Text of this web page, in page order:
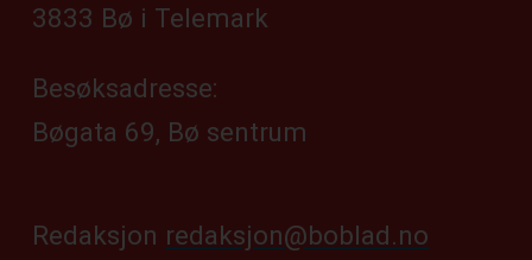
3833 Bø i Telemark
Besøksadresse:
Bøgata 69, Bø sentrum
Redaksjon redaksjon@boblad.no